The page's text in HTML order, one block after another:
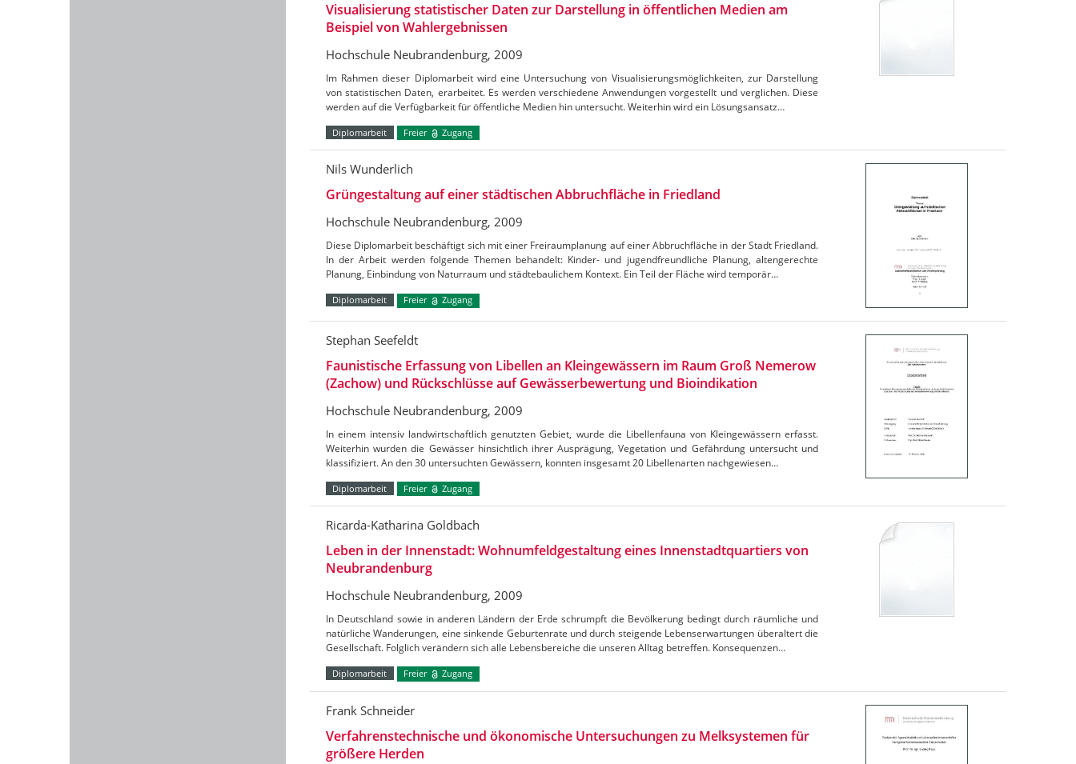
Visualisierung statistischer Daten zur Darstellung in öffentlichen Medien am
Beispiel von Wahlergebnissen
Hochschule Neubrandenburg, 2009
Im Rahmen dieser Diplomarbeit wird eine Untersuchung von Visualisierungsmöglichkeiten, zur Darstellung
von statistischen Daten, erarbeitet. Es werden verschiedene Anwendungen vorgestellt und verglichen. Diese
werden auf die Verfügbarkeit für öffentliche Medien hin untersucht. Weiterhin wird ein Lösungsansatz…
Diplomarbeit Freier Zugang
Nils Wunderlich
Grüngestaltung auf einer städtischen Abbruchfläche in Friedland
Hochschule Neubrandenburg, 2009
Diese Diplomarbeit beschäftigt sich mit einer Freiraumplanung auf einer Abbruchfläche in der Stadt Friedland.
In der Arbeit werden folgende Themen behandelt: Kinder- und jugendfreundliche Planung, altengerechte
Planung, Einbindung von Naturraum und städtebaulichem Kontext. Ein Teil der Fläche wird temporär…
Diplomarbeit Freier Zugang
Stephan Seefeldt
Faunistische Erfassung von Libellen an Kleingewässern im Raum Groß Nemerow
(Zachow) und Rückschlüsse auf Gewässerbewertung und Bioindikation
Hochschule Neubrandenburg, 2009
In einem intensiv landwirtschaftlich genutzten Gebiet, wurde die Libellenfauna von Kleingewässern erfasst.
Weiterhin wurden die Gewässer hinsichtlich ihrer Ausprägung, Vegetation und Gefährdung untersucht und
klassifiziert. An den 30 untersuchten Gewässern, konnten insgesamt 20 Libellenarten nachgewiesen…
Diplomarbeit Freier Zugang
Ricarda-Katharina Goldbach
Leben in der Innenstadt: Wohnumfeldgestaltung eines Innenstadtquartiers von
Neubrandenburg
Hochschule Neubrandenburg, 2009
In Deutschland sowie in anderen Ländern der Erde schrumpft die Bevölkerung bedingt durch räumliche und
natürliche Wanderungen, eine sinkende Geburtenrate und durch steigende Lebenserwartungen überaltert die
Gesellschaft. Folglich verändern sich alle Lebensbereiche die unseren Alltag betreffen. Konsequenzen…
Diplomarbeit Freier Zugang
Frank Schneider
Verfahrenstechnische und ökonomische Untersuchungen zu Melksystemen für
größere Herden